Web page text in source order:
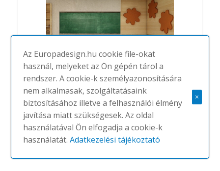
Splat
SOUNDTECT
Az Europadesign.hu cookie file-okat
használ, melyeket az Ön gépén tárol a
rendszer. A cookie-k személyazonosítására
nem alkalmasak, szolgáltatásaink
biztosításához illetve a felhasználói élmény
javítása miatt szükségesek. Az oldal
használatával Ön elfogadja a cookie-k
használatát.Adatkezelési tájékoztató
×